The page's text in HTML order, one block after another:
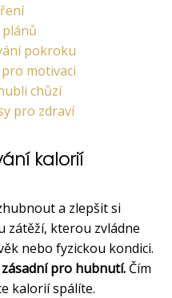
plánů
pokroku
motivaci
chůzí
pro zdraví
kalorií
a zlepšit si
zátěží, kterou zvládne
nebo fyzickou kondici.
pro hubnutí. Čím
kalorií spálíte.